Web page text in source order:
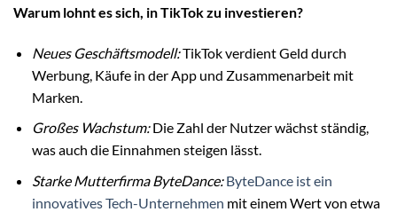
Warum lohnt es sich, in TikTok zu investieren?
Neues Geschäftsmodell:TikTok verdient Geld durch
Werbung, Käufe in der App und Zusammenarbeit mit
Marken.
Großes Wachstum:Die Zahl der Nutzer wächst ständig,
was auch die Einnahmen steigen lässt.
Starke Mutterfirma ByteDance: ByteDance ist ein
innovatives Tech-Unternehmen mit einem Wert von etwa